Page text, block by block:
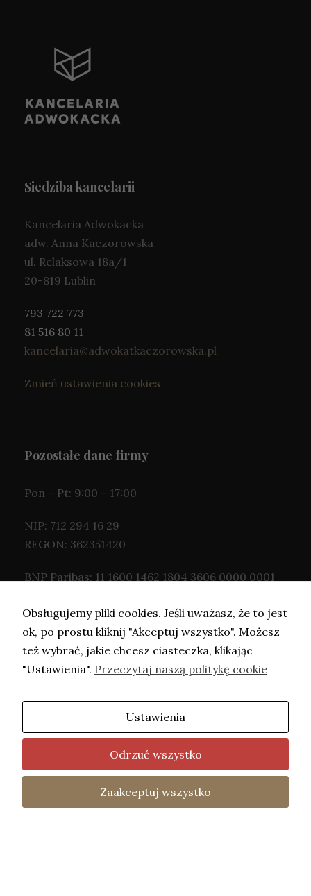
Siedziba kancelarii
Kancelaria Adwokacka
adw. Anna Kaczorowska
ul. Relaksowa 18a/1
20-819 Lublin
793 722 773
81 516 80 11
kancelaria@adwokatkaczorowska.pl
Zmień ustawienia cookies
Pozostałe dane firmy
Pon – Pt: 9:00 – 17:00
NIP: 712 294 16 29
REGON: 362351420
BNP Paribas: 11 1600 1462 1804 3606 0000 0001
Copyright © Adwokat Kaczorowska- 2026.
Projekt i wykonanie -Freeline.
fot. Barbara Mazurek
Home
Oferta Kontakt
Polityka
Prywatności
Obsługujemy pliki cookies. Jeśli uważasz, że to jest
ok, po prostu kliknij "Akceptuj wszystko". Możesz
też wybrać, jakie chcesz ciasteczka, klikając
"Ustawienia". Przeczytaj naszą politykę cookie
Ustawienia
Odrzuć wszystko
Zaakceptuj wszystko